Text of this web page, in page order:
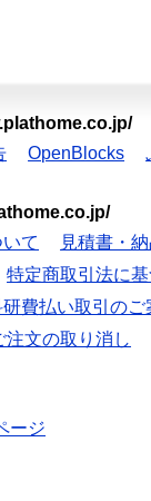
OpenBlocks
て
見積書・
特定商取引法に
費払い取引のご
注文の取り消し
ージ